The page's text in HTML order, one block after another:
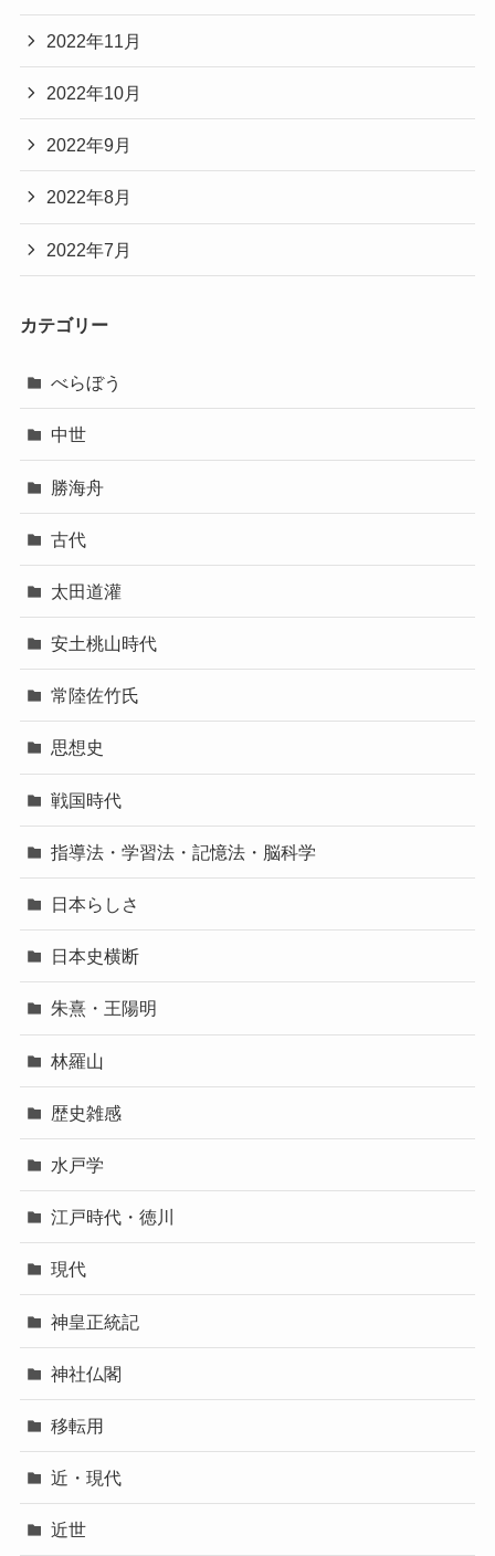
2022年11月
2022年10月
2022年9月
2022年8月
2022年7月
カテゴリー
べらぼう
中世
勝海舟
古代
太田道灌
安土桃山時代
常陸佐竹氏
思想史
戦国時代
指導法・学習法・記憶法・脳科学
日本らしさ
日本史横断
朱熹・王陽明
林羅山
歴史雑感
水戸学
江戸時代・徳川
現代
神皇正統記
神社仏閣
移転用
近・現代
近世